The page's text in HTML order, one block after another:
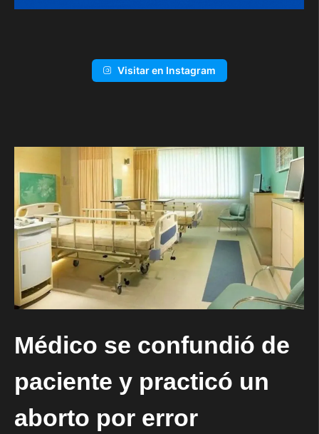
Visitar en Instagram
Médico se confundió de
paciente y practicó un
aborto por error